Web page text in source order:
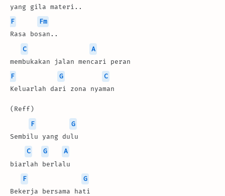
yang gila materi..
F
Fm
Rasa bosan..
C
A
membukakan jalan mencari peran
F
G
C
Keluarlah dari zona nyaman
(Reff)
F
G
Sembilu yang dulu
C
G
A
biarlah berlalu
F
G
Bekerja bersama hati